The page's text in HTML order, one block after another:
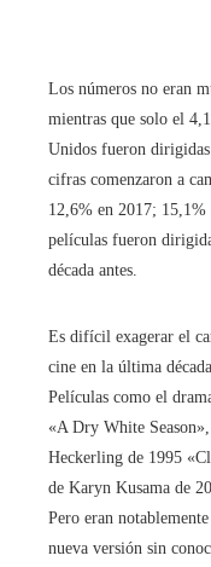
Los números no eran
mientras que solo el
Unidos fueron dirigidas
cifras comenzaron a
12,6% en 2017;
películas fueron
década antes.
Es difícil exagerar el
cine en la última
Películas como el
«A Dry White
Heckerling de 1995
de Karyn Kusama de
Pero eran
nueva versión sin